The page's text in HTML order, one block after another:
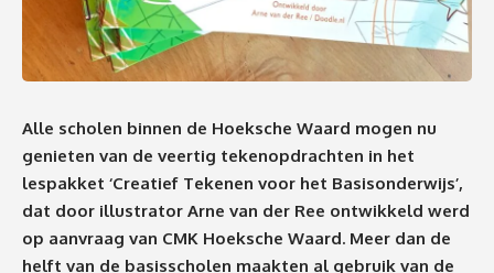
Alle scholen binnen de Hoeksche Waard mogen nu
genieten van de veertig tekenopdrachten in het
lespakket ‘Creatief Tekenen voor het Basisonderwijs’,
dat door illustrator Arne van der Ree ontwikkeld werd
op aanvraag van CMK Hoeksche Waard. Meer dan de
helft van de basisscholen maakten al gebruik van de